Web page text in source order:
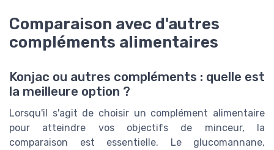
Comparaison avec d'autres
compléments alimentaires
Konjac ou autres compléments : quelle est
la meilleure option ?
Lorsqu'il s'agit de choisir un complément alimentaire
pour atteindre vos objectifs de minceur, la
comparaison est essentielle. Le glucomannane,